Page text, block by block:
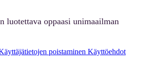
luotettava oppaasi unimaailman
poistaminen Käyttöehdot